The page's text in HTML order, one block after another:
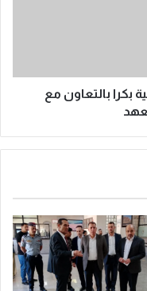
بالتعاون مع